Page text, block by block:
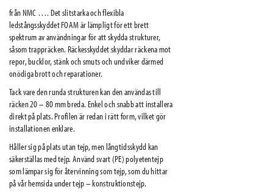
från NMC …. Det slitstarka och flexibla
ledstångsskyddet FOAM är lämpligt för ett brett
spektrum av användningar för att skydda strukturer,
såsom trappräcken. Räckesskyddet skyddar räckena mot
repor, bucklor, stänk och smuts och undviker därmed
onödiga brott och reparationer.
Tack vare den runda strukturen kan den användas till
räcken 20 – 80 mm breda. Enkel och snabb att installera
direkt på plats. Profilen är redan i rätt form, vilket gör
installationen enklare.
Håller sig på plats utan tejp, men långtidsskydd kan
säkerställas med tejp. Använd svart (PE) polyetentejp
som lämpar sig för återvinning som tejp, som du hittar
på vår hemsida under tejp – konstruktionstejp.